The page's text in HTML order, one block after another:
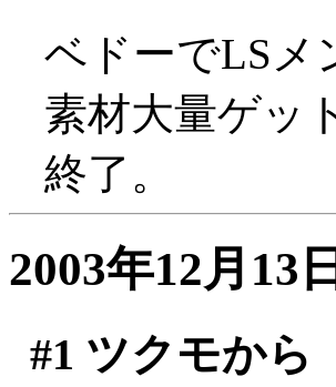
ベドーでLSメ
素材大量ゲッ
終了。
2003年12月13
#1 ツクモから